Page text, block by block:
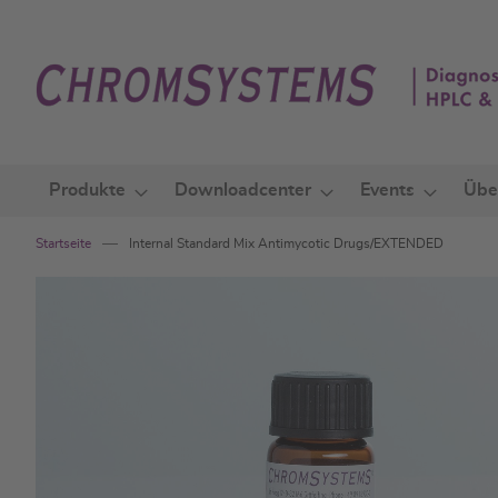
springen
Produkte Downloadcenter Events
Startseite Internal Standard Mix Antimycotic Drugs/EXTENDED